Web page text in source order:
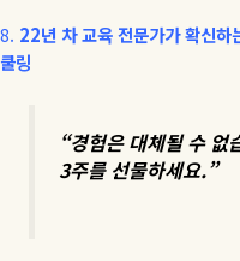
8. 22년 차교육전문가가확신하
쿨링
“경험은 대체될 수 없
3주를 선물하세요.”